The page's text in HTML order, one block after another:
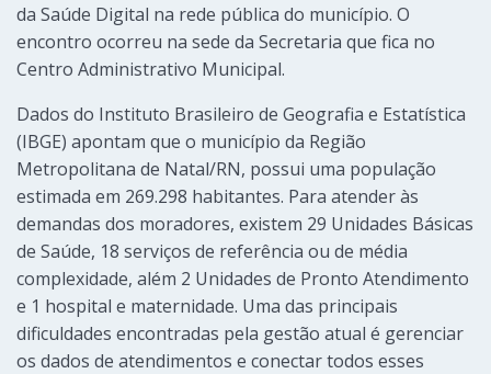
da Saúde Digital na rede pública do município. O
encontro ocorreu na sede da Secretaria que fica no
Centro Administrativo Municipal.
Dados do Instituto Brasileiro de Geografia e Estatística
(IBGE) apontam que o município da Região
Metropolitana de Natal/RN, possui uma população
estimada em 269.298 habitantes. Para atender às
demandas dos moradores, existem 29 Unidades Básicas
de Saúde, 18 serviços de referência ou de média
complexidade, além 2 Unidades de Pronto Atendimento
e 1 hospital e maternidade. Uma das principais
dificuldades encontradas pela gestão atual é gerenciar
os dados de atendimentos e conectar todos esses